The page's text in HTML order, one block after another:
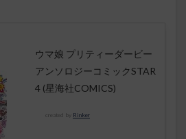
ウマ娘 プリティーダービー
アンソロジーコミックSTAR
4 (星海社COMICS)
created by Rinker